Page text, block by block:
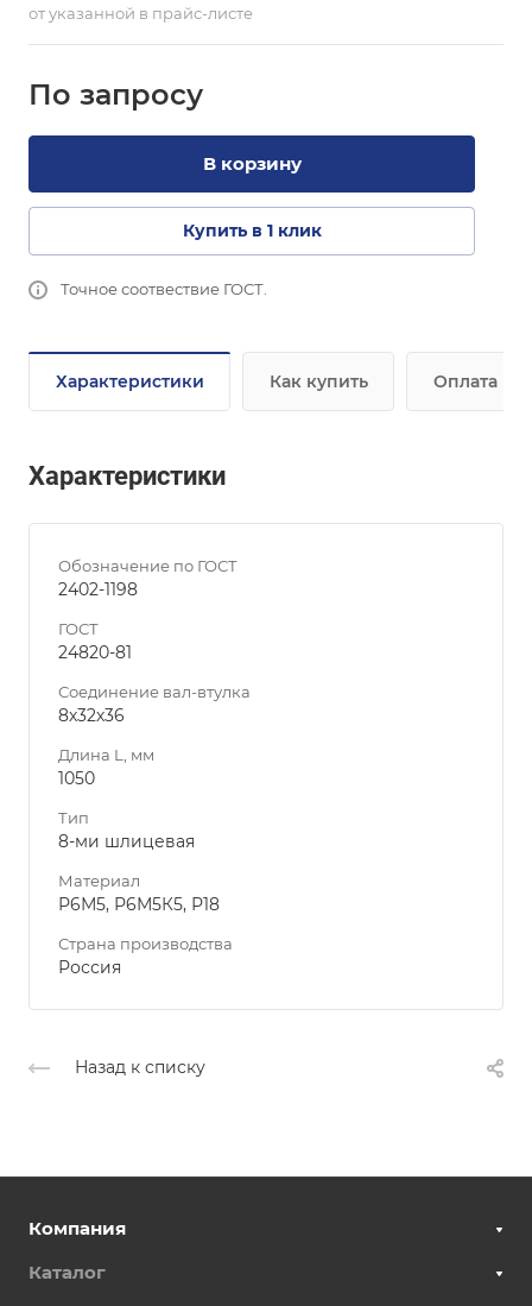
от указанной в прайс-листе
По запросу
В корзину
Купить в 1 клик
Точное соотвествие ГОСТ.
Характеристики Как купить Оплата
Характеристики
Обозначение по ГОСТ
2402-1198
ГОСТ
24820-81
Соединение вал-втулка
8х32х36
Длина L, мм
1050
Тип
8-ми шлицевая
Материал
Р6М5, Р6М5К5, Р18
Страна производства
Россия
Назад к списку
Компания
Каталог